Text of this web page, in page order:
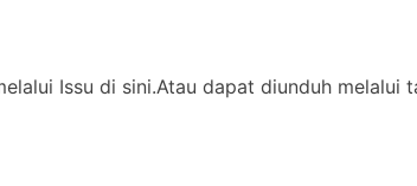
Issu di sini.Atau dapat diunduh melalui